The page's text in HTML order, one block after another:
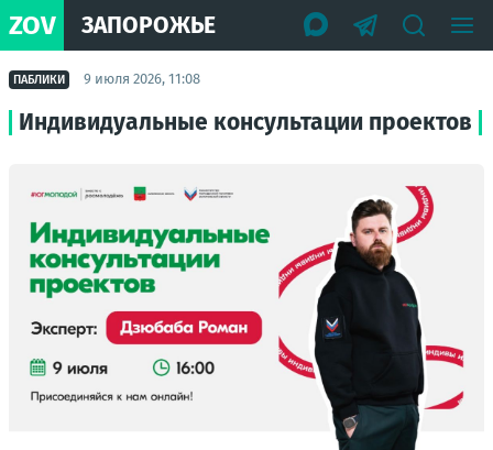
ZOV ЗАПОРОЖЬЕ
ПАБЛИКИ 9 июля 2026, 11:08
Индивидуальные консультации проектов